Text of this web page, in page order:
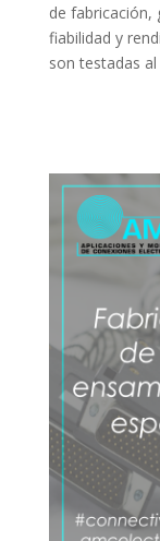
de fabricación,
fiabilidad y
son testadas